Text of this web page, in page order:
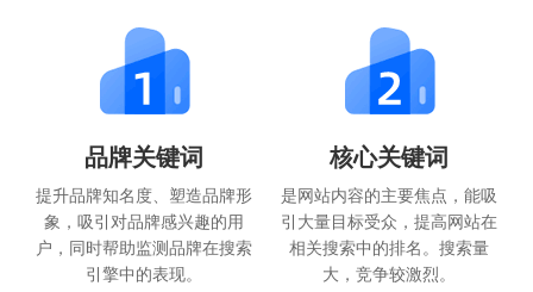
品牌关键词
提升品牌知名度、塑造品牌形
象，吸引对品牌感兴趣的用
户，同时帮助监测品牌在搜索
引擎中的表现。
核心关键词
是网站内容的主要焦点，能吸
引大量目标受众，提高网站在
相关搜索中的排名。搜索量
大，竞争较激烈。